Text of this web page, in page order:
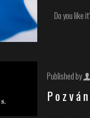
Do you like
Published by